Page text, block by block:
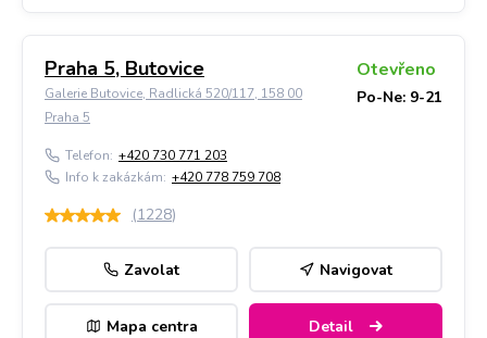
Praha 5, Butovice
Galerie Butovice, Radlická 520/117, 158 00
Praha 5
Otevřeno
Po-Ne: 9-21
Telefon: +420 730 771 203
Info k zakázkám: +420 778 759 708
(1228)
Zavolat Navigovat
Mapa centra Detail